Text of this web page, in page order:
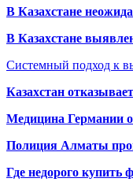
В Казахстане
В Казахстане
Системный подход к
Казахстан
Медицина Германии
Полиция Алматы
Где недорого